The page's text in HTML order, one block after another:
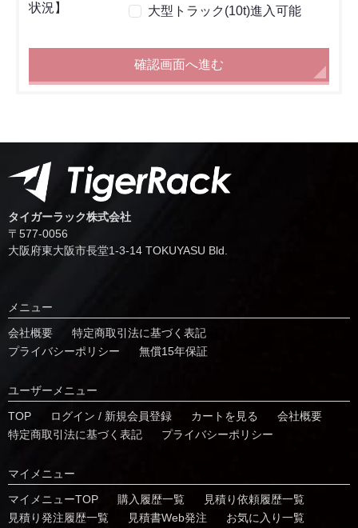
状況】
大型トラック(10t)進入可能
確認画面へ進む
タイガーラック株式会社
〒577-0056
⼤阪府東⼤阪市⻑堂1-3-14 TOKUYASU Bld.
メニュー
会社概要
特定商取引法に基づく表記
プライバシーポリシー
無償15年保証
ユーザーメニュー
TOP
ログイン / 新規会員登録 カートを見る
会社概要
特定商取引法に基づく表記
プライバシーポリシー
マイメニュー
マイメニューTOP
購入履歴一覧
⾒積り依頼履歴⼀覧
⾒積り発注履歴⼀覧
見積書Web発注
お気に⼊り⼀覧